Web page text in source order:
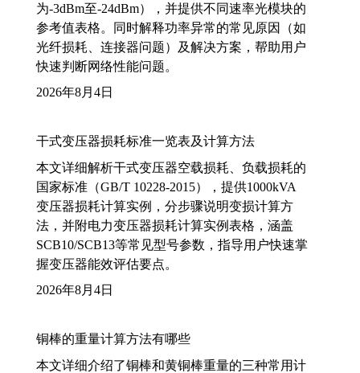
为-3dBm至-24dBm），并提供不同速率光模块的
参考值表格。同时解释功率异常的常见原因（如
光纤损耗、连接器问题）及解决方案，帮助用户
快速判断网络性能问题。
2026年8月4日
干式变压器损耗标准一览表及计算方法
本文详细解析干式变压器空载损耗、负载损耗的
国家标准（GB/T 10228-2015），提供1000kVA
变压器损耗计算实例，分步骤说明变损计算方
法，并附电力变压器损耗计算实例表格，涵盖
SCB10/SCB13等常见型号参数，指导用户快速掌
握变压器能效评估要点。
2026年8月4日
铜棒的重量计算方法有哪些
本文详细介绍了铜棒和黄铜棒重量的三种常用计